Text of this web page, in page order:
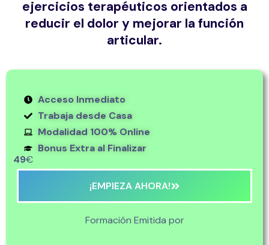
ejercicios terapéuticos orientados a
reducir el dolor y mejorar la función
articular.
Acceso Inmediato
Trabaja desde Casa
Modalidad 100% Online
Bonus Extra al Finalizar
49€
¡EMPIEZA AHORA!
Formación Emitida por